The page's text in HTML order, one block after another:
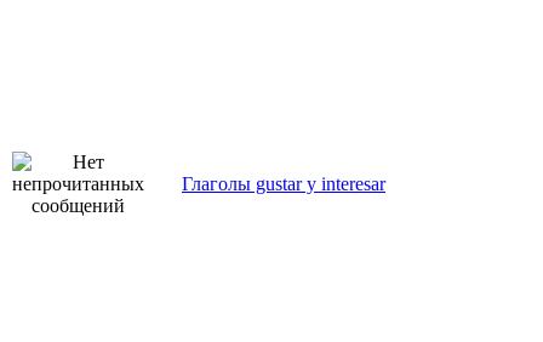
Глаголы gustar y interesar